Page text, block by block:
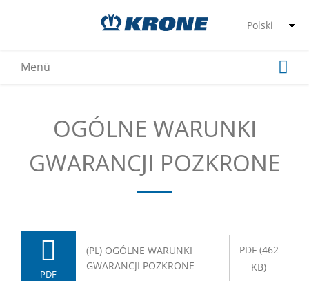
OGÓLNE WARUNKI
GWARANCJI POZKRONE
PDF
(PL) OGÓLNE WARUNKI
GWARANCJI POZKRONE
PDF (462
KB)